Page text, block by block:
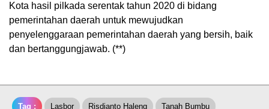
Kota hasil pilkada serentak tahun 2020 di bidang
pemerintahan daerah untuk mewujudkan
penyelenggaraan pemerintahan daerah yang bersih, baik
dan bertanggungjawab. (**)
Tag : Lasbor Risdianto Haleng Tanah Bumbu